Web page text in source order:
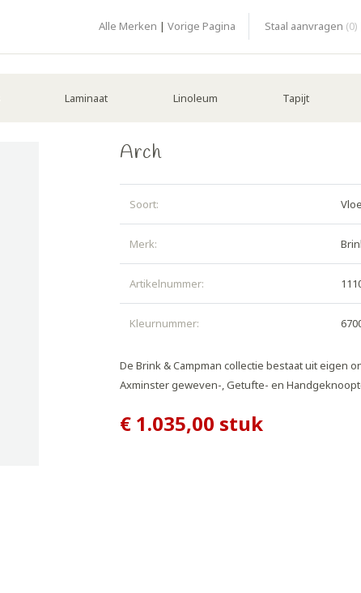
Alle Merken | Vorige Pagina Staal aanvragen (0)
Laminaat Linoleum Tapijt
Arch
Soort:
Merk:
Artikelnummer:
Kleurnummer:
De Brink & Campman collectie bestaat uit eigen
Axminster geweven-, Getufte- en
€ 1.035,00 stuk